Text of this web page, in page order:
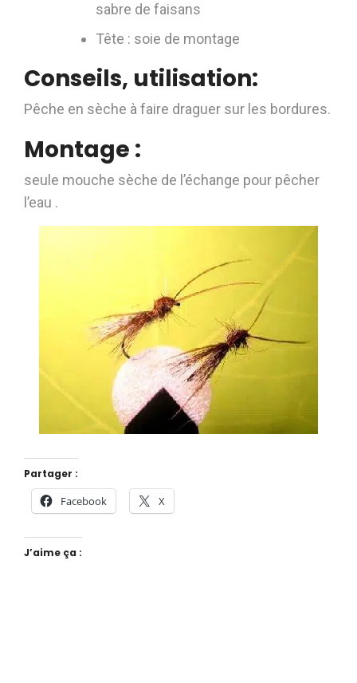
sabre de faisans
Tête : soie de montage
Conseils, utilisation:
Pêche en sèche à faire draguer sur les bordures.
Montage :
seule mouche sèche de l’échange pour pêcher
l’eau .
Partager :
Facebook X
J’aime ça :